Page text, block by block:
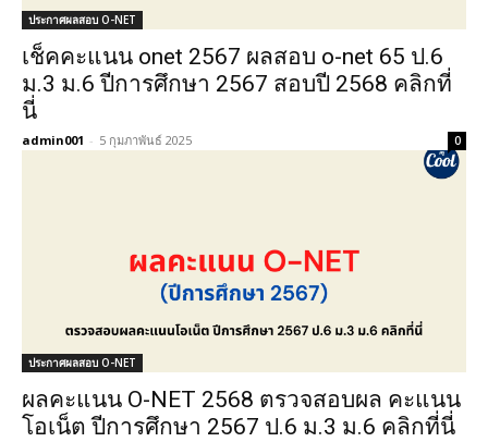
ประกาศผลสอบ O-NET
เช็คคะแนน onet 2567 ผลสอบ o-net 65 ป.6
ม.3 ม.6 ปีการศึกษา 2567 สอบปี 2568 คลิกที่
นี่
admin001 - 5 กุมภาพันธ์ 2025 0
ประกาศผลสอบ O-NET
ผลคะแนน O-NET 2568 ตรวจสอบผล คะแนน
โอเน็ต ปีการศึกษา 2567 ป.6 ม.3 ม.6 คลิกที่นี่